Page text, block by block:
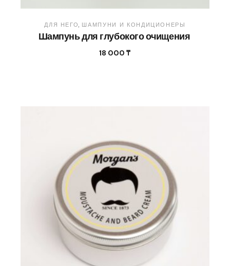
ДЛЯ НЕГО ШАМПУНИ И КОНДИЦИОНЕРЫ
Шампунь для глубокого очищения
18 000₸